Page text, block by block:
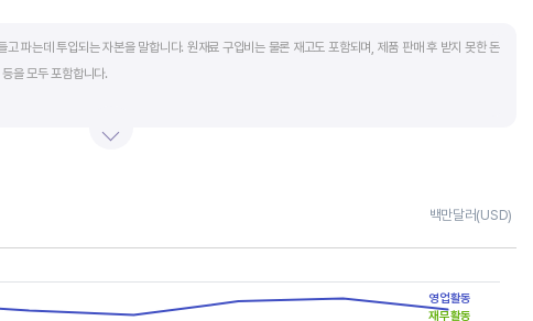
파는데 투입되는 자본을 말합니다. 원재료 구입비는 물론 재고도 포함되며, 제품 판매 후 받지 못한 돈
을 모두 포함합니다.
가 낮으면 회사의 현금 회전이 빠릅니다. 현금 → 원재료 → 제품 → 매출채권 → 현금으로 회수되는
- 매입채무 회전일수로 계산합니다. 매출채권 회전일수는 제품 판매 후 거래처로부터 현금으로
회전일수는 원재료를 매입해 생산, 판매할 때까지 걸리는 일수를 말하며 낮을수록 좋습니다. 매입채무
백만달러(USD)
영업활동
재무활동